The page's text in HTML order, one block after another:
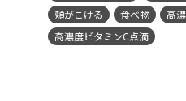
頬がこける
食べ物
高
高濃度ビタミンC点滴